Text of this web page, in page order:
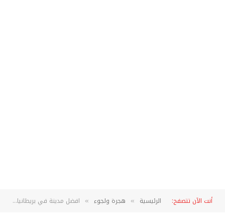
أنت الآن تتصفح: الرئيسية » هجرة ولجوء » افضل مدينة في بريطانيا للعوائل وترتيب 35 مدينة أخرى